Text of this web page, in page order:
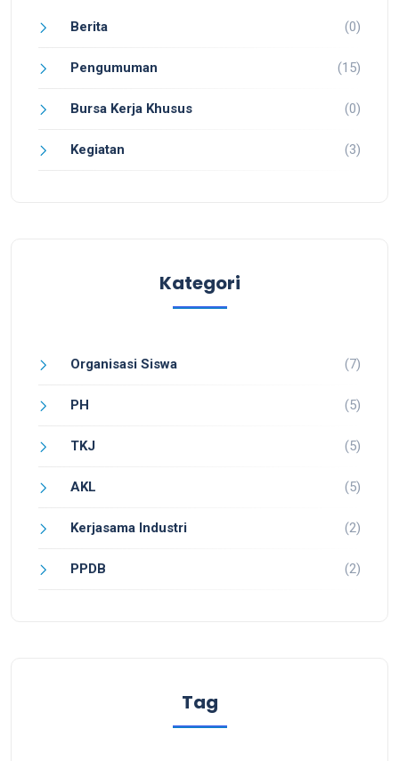
Berita (0)
Pengumuman (15)
Bursa Kerja Khusus (0)
Kegiatan (3)
Kategori
Organisasi Siswa (7)
PH (5)
TKJ (5)
AKL (5)
Kerjasama Industri (2)
PPDB (2)
Tag